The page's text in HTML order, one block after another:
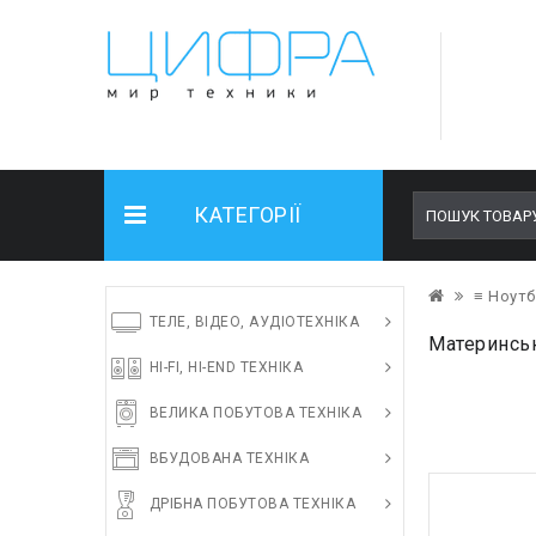
КАТЕГОРІЇ
ТЕЛЕ, ВІДЕО, АУДІОТЕХНІКА
HI-FI, HI-END ТЕХНІКА
ВЕЛИКА ПОБУТОВА ТЕХНІКА
ВБУДОВАНА ТЕХНІКА
ДРІБНА ПОБУТОВА ТЕХНІКА
≡